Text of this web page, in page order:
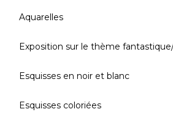
Aquarelles
Exposition sur le thème
Esquisses en noir et blanc
Esquisses coloriées